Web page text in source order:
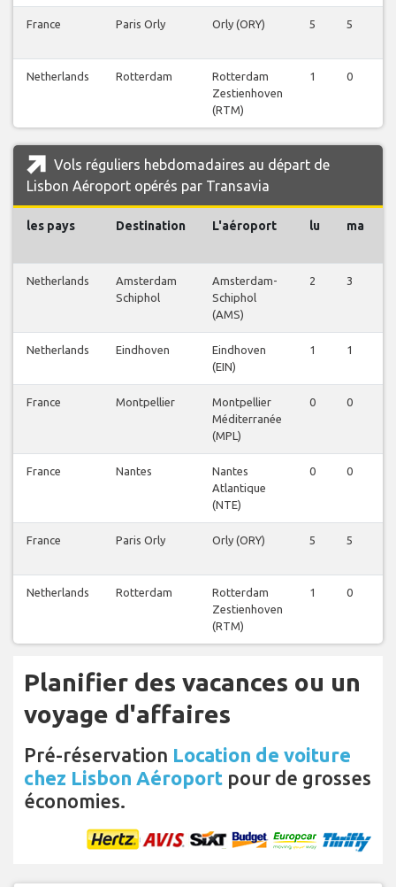
France Paris Orly Orly (ORY) 5 5
Netherlands Rotterdam
Rotterdam
Zestienhoven
(RTM)
1 0
Vols réguliers hebdomadaires au départ de
Lisbon Aéroport opérés par Transavia
les pays Destination L'aéroport lu ma
Netherlands
Amsterdam
Schiphol
Amsterdam-
Schiphol
(AMS)
2 3
Netherlands Eindhoven
Eindhoven
(EIN)
1 1
France Montpellier
Montpellier
Méditerranée
(MPL)
0 0
France Nantes
Nantes
Atlantique
(NTE)
0 0
France Paris Orly Orly (ORY) 5 5
Netherlands Rotterdam
Rotterdam
Zestienhoven
(RTM)
1 0
Planifier des vacances ou un
voyage d'affaires
Pré-réservation Location de voiture
chez Lisbon Aéroport pour de grosses
économies.